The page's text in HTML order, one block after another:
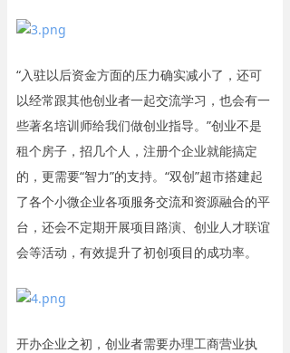
“入驻以后资金方面的压力确实减小了，还可
以经常跟其他创业者一起交流学习，也会有一
些著名培训师给我们做创业指导。”创业不是
租个房子，招几个人，注册个企业就能搞定
的，更需要“智力”的支持。“双创”超市搭建起
了各个小微企业各项服务交流和资源融合的平
台，还会不定期开展项目路演、创业人才联谊
会等活动，有效提升了初创项目的成功率。
开办企业之初，创业者需要办理工商营业执